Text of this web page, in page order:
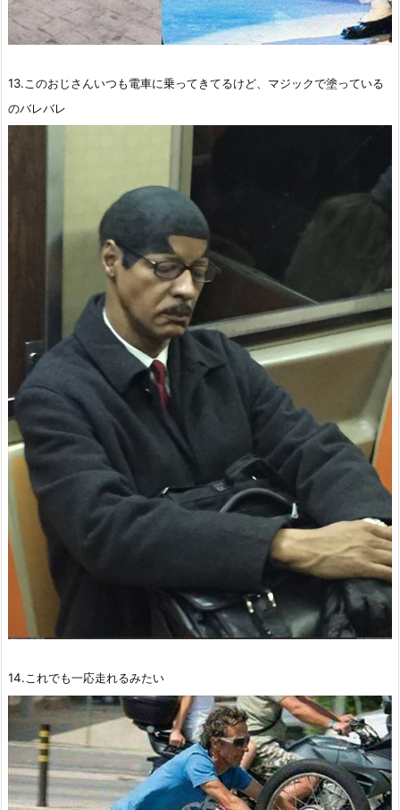
13.このおじさんいつも電車に乗ってきてるけど、マジックで塗っている
のバレバレ
14.これでも一応走れるみたい